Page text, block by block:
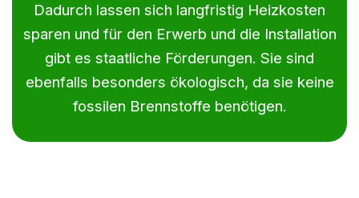
Dadurch lassen sich langfristig Heizkosten
sparen und für den Erwerb und die Installation
gibt es staatliche Förderungen. Sie sind
ebenfalls besonders ökologisch, da sie keine
fossilen Brennstoffe benötigen.